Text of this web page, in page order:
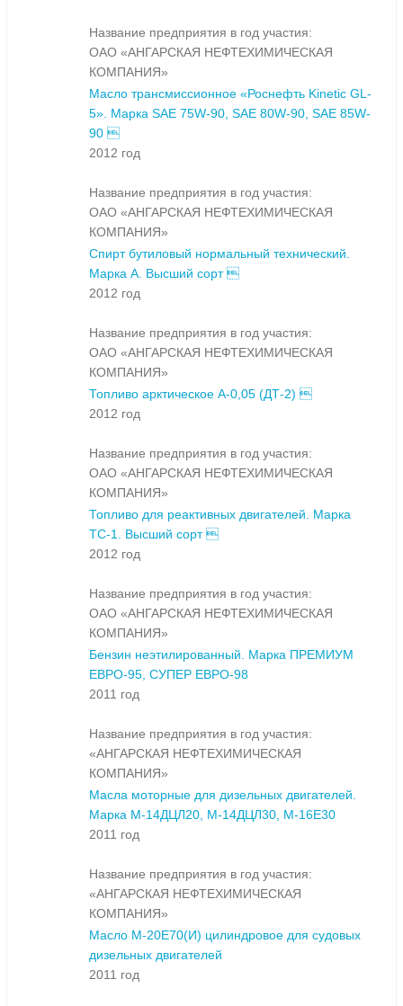
Название предприятия в год участия:
ОАО «АНГАРСКАЯ НЕФТЕХИМИЧЕСКАЯ
КОМПАНИЯ»
Масло трансмиссионное «Роснефть Kinetic GL-
5». Марка SAE 75W-90, SAE 80W-90, SAE 85W-
90 
2012 год
Название предприятия в год участия:
ОАО «АНГАРСКАЯ НЕФТЕХИМИЧЕСКАЯ
КОМПАНИЯ»
Спирт бутиловый нормальный технический.
Марка А. Высший сорт 
2012 год
Название предприятия в год участия:
ОАО «АНГАРСКАЯ НЕФТЕХИМИЧЕСКАЯ
КОМПАНИЯ»
Топливо арктическое А-0,05 (ДТ-2) 
2012 год
Название предприятия в год участия:
ОАО «АНГАРСКАЯ НЕФТЕХИМИЧЕСКАЯ
КОМПАНИЯ»
Топливо для реактивных двигателей. Марка
ТС-1. Высший сорт 
2012 год
Название предприятия в год участия:
ОАО «АНГАРСКАЯ НЕФТЕХИМИЧЕСКАЯ
КОМПАНИЯ»
Бензин неэтилированный. Марка ПРЕМИУМ
ЕВРО-95, СУПЕР ЕВРО-98
2011 год
Название предприятия в год участия:
«АНГАРСКАЯ НЕФТЕХИМИЧЕСКАЯ
КОМПАНИЯ»
Масла моторные для дизельных двигателей.
Марка М-14ДЦЛ20, М-14ДЦЛ30, М-16Е30
2011 год
Название предприятия в год участия:
«АНГАРСКАЯ НЕФТЕХИМИЧЕСКАЯ
КОМПАНИЯ»
Масло М-20Е70(И) цилиндровое для судовых
дизельных двигателей
2011 год